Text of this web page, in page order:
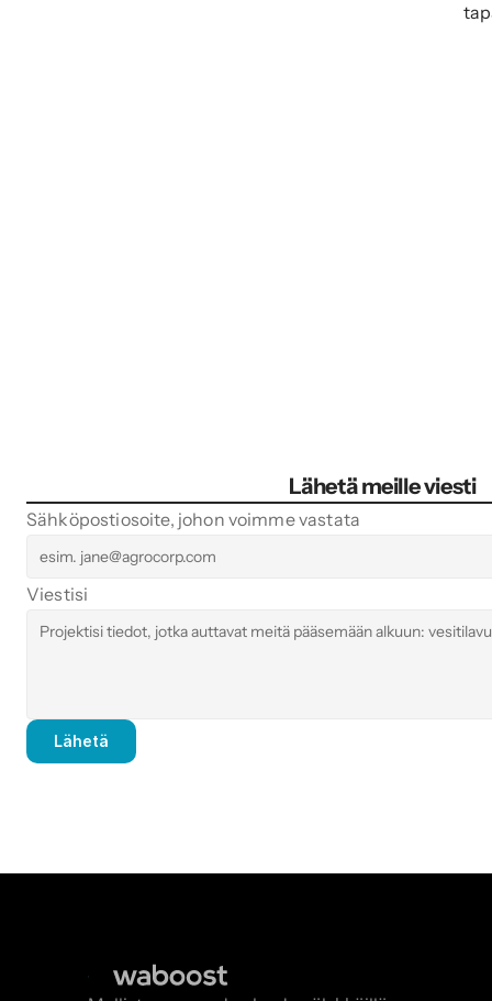
Lähetä meille viesti
Sähköpostiosoite, johon voimme vastata
Viestisi
Lähetä